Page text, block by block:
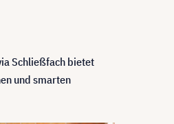
Schließfach bietet
und smarten